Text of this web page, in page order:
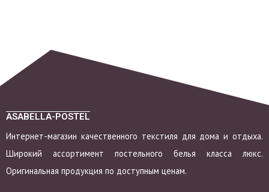
ASABELLA-POSTEL
Интернет-магазин качественного текстиля для дома и отдыха.
Широкий ассортимент постельного белья класса люкс.
Оригинальная продукция по доступным ценам.